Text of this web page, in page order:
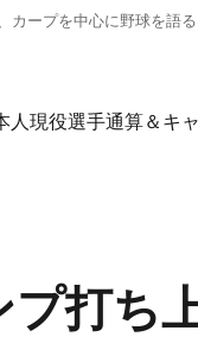
カープを中心に野球を語
人現役選手通算＆キ
打ち